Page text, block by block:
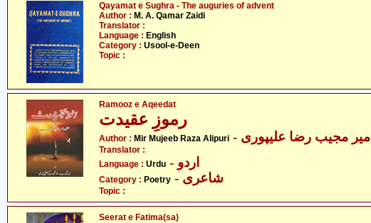
Qayamat e Sughra - The auguries of advent
Author : M. A. Qamar Zaidi
Translator :
Language : English
Category : Usool-e-Deen
Topic :
Ramooz e Aqeedat
رموزِ عقیدت
Author : Mir Mujeeb Raza Alipuri - میر مجیب رضا علیپوری
Translator :
Language : Urdu - اردو
Category : Poetry - شاعری
Topic :
Seerat e Fatima(sa)